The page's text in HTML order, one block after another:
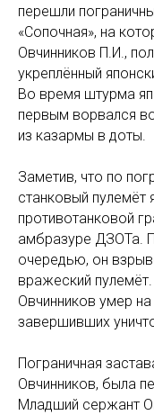
перешли
«Сопочная», на
Овчинников П.И.,
укреплённый
Во время штурма
первым ворвался
из казармы в доты.
Заметив, что по
станковый пулемёт
противотанковой
амбразуре ДЗОТа.
очередью, он
вражеский
Овчинников умер
завершивших
Пограничная
Овчинников, была
Младший сержант